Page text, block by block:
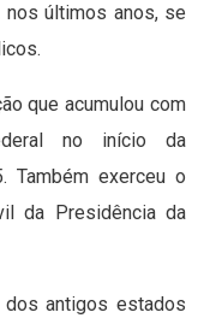
últimos anos, se
que acumulou com
no início da
Também exerceu o
da Presidência da
antigos estados